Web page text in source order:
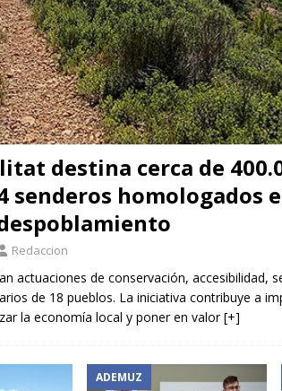
destina cerca de
senderos homologados
Redaccion
actuaciones de conservación, accesibilidad,
de 18 pueblos. La iniciativa contribuye a
la economía local y poner en valor[+]
ADEMUZ